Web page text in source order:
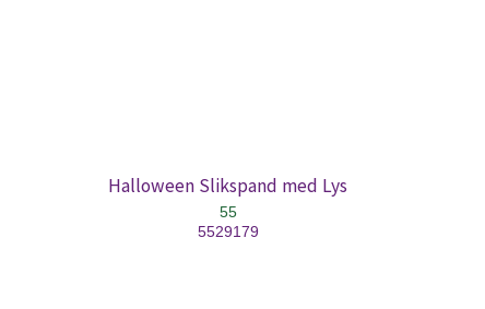
Halloween Slikspand med Lys
55
5529179